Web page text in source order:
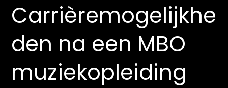
Carrièremogelijkhe
den na een MBO
muziekopleiding